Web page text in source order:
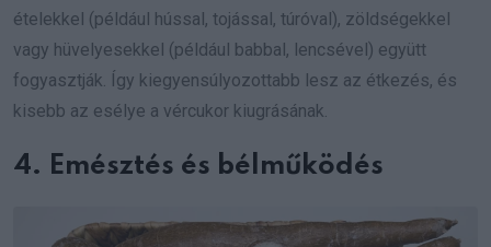
ételekkel (például hússal, tojással, túróval), zöldségekkel
vagy hüvelyesekkel (például babbal, lencsével) együtt
fogyasztják. Így kiegyensúlyozottabb lesz az étkezés, és
kisebb az esélye a vércukor kiugrásának.
4. Emésztés és bélműködés